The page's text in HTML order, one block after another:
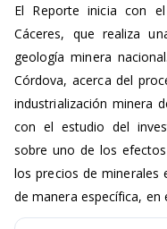
El Reporte inicia con
Cáceres, que realiza
geología minera
Córdova, acerca del
industrialización minera
con el estudio del
sobre uno de los
los precios de minerales
de manera específica, en